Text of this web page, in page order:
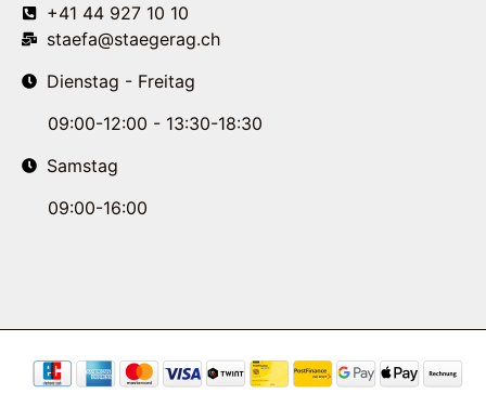
+41 44 927 10 10
staefa@staegerag.ch
Dienstag - Freitag
09:00-12:00 - 13:30-18:30
Samstag
09:00-16:00